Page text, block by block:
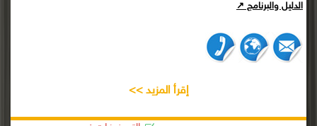
الدليل والبرنامج ↗
إقرأ المزيد >>